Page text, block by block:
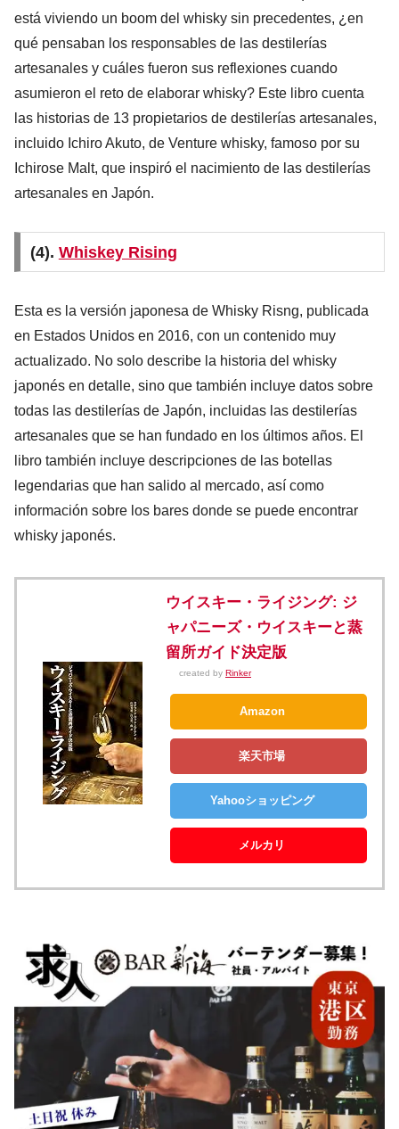
está viviendo un boom del whisky sin precedentes, ¿en
qué pensaban los responsables de las destilerías
artesanales y cuáles fueron sus reflexiones cuando
asumieron el reto de elaborar whisky? Este libro cuenta
las historias de 13 propietarios de destilerías artesanales,
incluido Ichiro Akuto, de Venture whisky, famoso por su
Ichirose Malt, que inspiró el nacimiento de las destilerías
artesanales en Japón.
(4). Whiskey Rising
Esta es la versión japonesa de Whisky Risng, publicada
en Estados Unidos en 2016, con un contenido muy
actualizado. No solo describe la historia del whisky
japonés en detalle, sino que también incluye datos sobre
todas las destilerías de Japón, incluidas las destilerías
artesanales que se han fundado en los últimos años. El
libro también incluye descripciones de las botellas
legendarias que han salido al mercado, así como
información sobre los bares donde se puede encontrar
whisky japonés.
ウイスキー・ライジング: ジ
ャパニーズ・ウイスキーと蒸
留所ガイド決定版
created by Rinker
Amazon
楽天市場
Yahooショッピング
メルカリ